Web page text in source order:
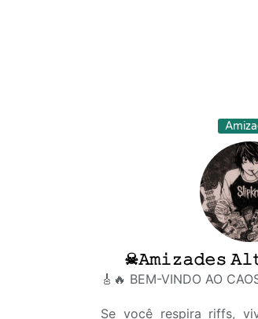
☠︎𝙰𝚖𝚒𝚣𝚊𝚍𝚎𝚜
🎸🔥 BEM-VINDO AO
Se você respira riffs,